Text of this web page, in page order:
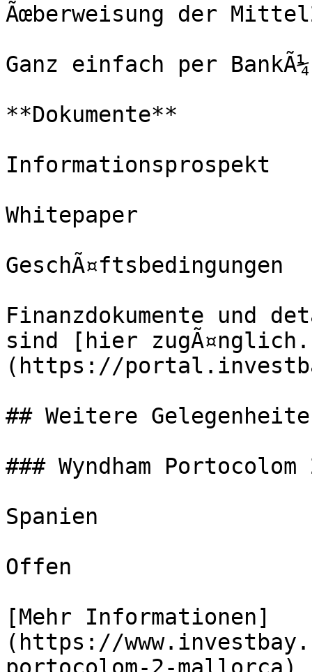
Ãœberweisung der
Ganz einfach per
**Dokumente**
Informationsprospekt
Whitepaper
GeschÃ¤ftsbedingungen
Finanzdokumente und
sind [hier
(https://
## Weitere
### Wyndham
Spanien
Offen
[Mehr Informationen]
(https://